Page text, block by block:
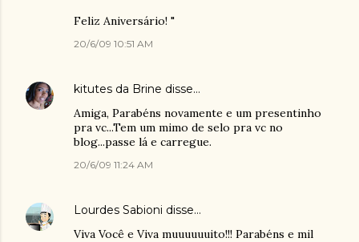
Feliz Aniversário! "
20/6/09 10:51 AM
kitutes da Brine disse…
Amiga, Parabéns novamente e um presentinho
pra vc...Tem um mimo de selo pra vc no
blog...passe lá e carregue.
20/6/09 11:24 AM
Lourdes Sabioni disse…
Viva Você e Viva muuuuuuito!!! Parabéns e mil